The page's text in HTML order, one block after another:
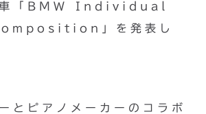
車「BMW Individual
」を発表し
とピアノメーカーのコラボ